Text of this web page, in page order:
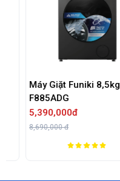
Máy Giặt Funiki 8,5kg
F885ADG
5,390,000đ
8,690,000 đ